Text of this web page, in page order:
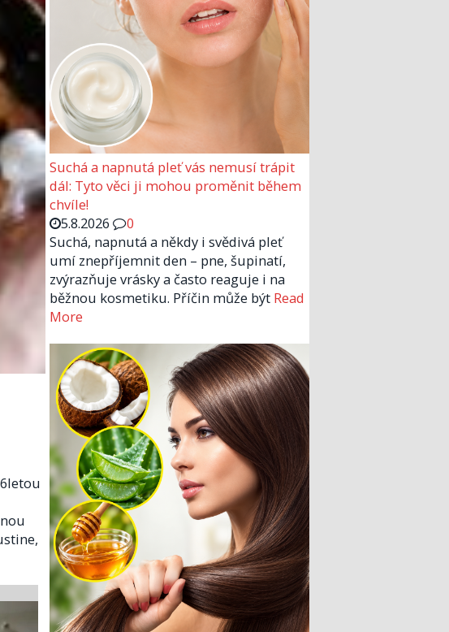
Suchá a napnutá pleť vás nemusí trápit
dál: Tyto věci ji mohou proměnit během
chvíle!
5.8.2026
0
Suchá, napnutá a někdy i svědivá pleť
umí znepříjemnit den – pne, šupinatí,
zvýrazňuje vrásky a často reaguje i na
běžnou kosmetiku. Příčin může být Read
More